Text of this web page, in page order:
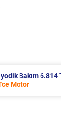
Bakım 6.814
Motor